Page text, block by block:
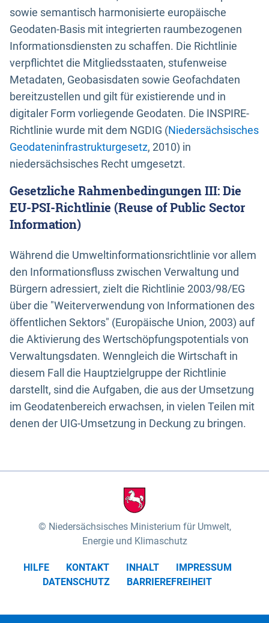
sowie semantisch harmonisierte europäische
Geodaten-Basis mit integrierten raumbezogenen
Informationsdiensten zu schaffen. Die Richtlinie
verpflichtet die Mitgliedsstaaten, stufenweise
Metadaten, Geobasisdaten sowie Geofachdaten
bereitzustellen und gilt für existierende und in
digitaler Form vorliegende Geodaten. Die INSPIRE-
Richtlinie wurde mit dem NGDIG (Niedersächsisches
Geodateninfrastrukturgesetz, 2010) in
niedersächsisches Recht umgesetzt.
Gesetzliche Rahmenbedingungen III: Die
EU-PSI-Richtlinie (Reuse of Public Sector
Information)
Während die Umweltinformationsrichtlinie vor allem
den Informationsfluss zwischen Verwaltung und
Bürgern adressiert, zielt die Richtlinie 2003/98/EG
über die "Weiterverwendung von Informationen des
öffentlichen Sektors" (Europäische Union, 2003) auf
die Aktivierung des Wertschöpfungspotentials von
Verwaltungsdaten. Wenngleich die Wirtschaft in
diesem Fall die Hauptzielgruppe der Richtlinie
darstellt, sind die Aufgaben, die aus der Umsetzung
im Geodatenbereich erwachsen, in vielen Teilen mit
denen der UIG-Umsetzung in Deckung zu bringen.
Niedersächsisches Ministerium für Umwelt,
Energie und Klimaschutz
HILFE KONTAKT INHALT
IMPRESSUM
DATENSCHUTZ
BARRIEREFREIHEIT